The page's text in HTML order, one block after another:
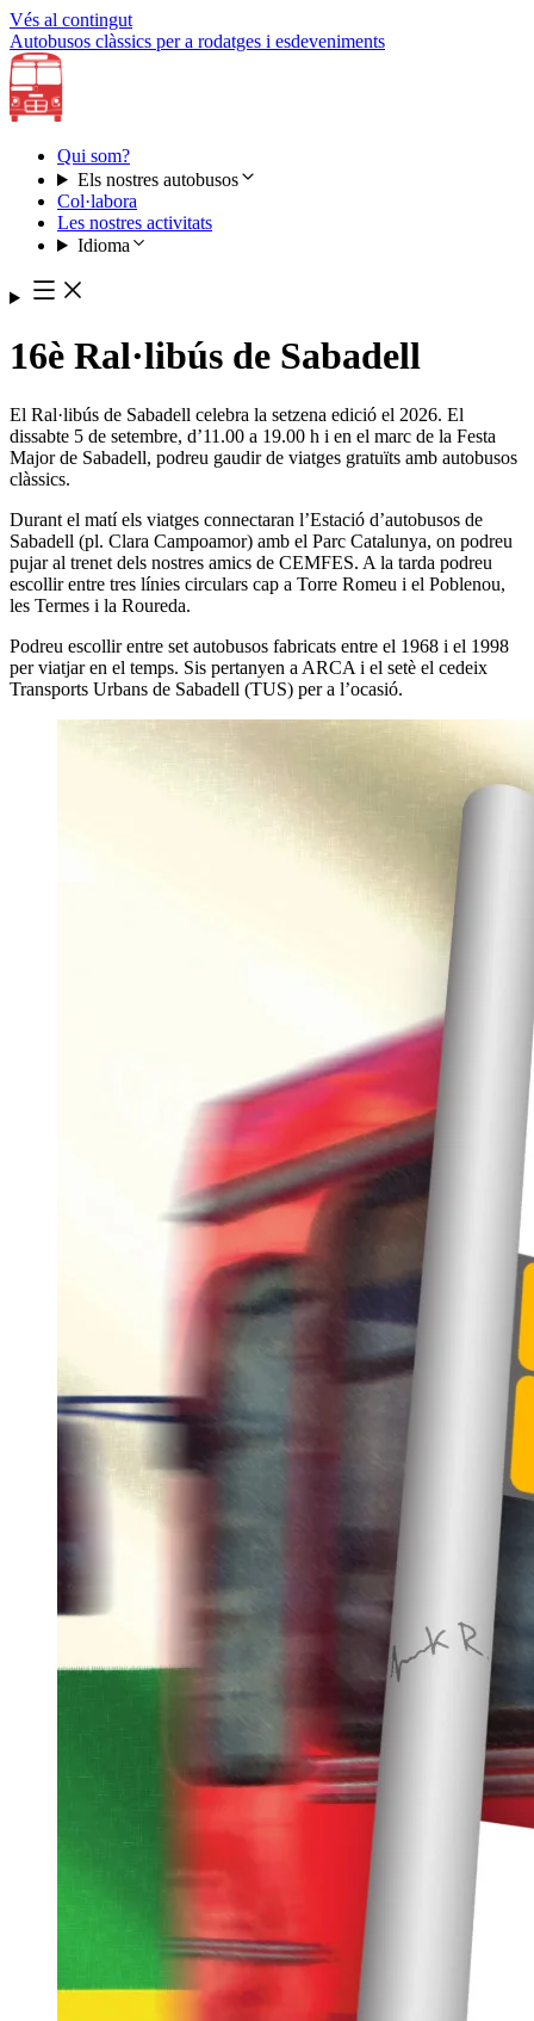
Vés al contingut
Autobusos clàssics per a rodatges i esdeveniments
Qui som?
Els nostres autobusos
Col·labora
Les nostres activitats
Idioma
16è Ral·libús de Sabadell
El Ral·libús de Sabadell celebra la setzena edició el 2026. El
dissabte 5 de setembre, d’11.00 a 19.00 h i en el marc de la Festa
Major de Sabadell, podreu gaudir de viatges gratuïts amb autobusos
clàssics.
Durant el matí els viatges connectaran l’Estació d’autobusos de
Sabadell (pl. Clara Campoamor) amb el Parc Catalunya, on podreu
pujar al trenet dels nostres amics de CEMFES. A la tarda podreu
escollir entre tres línies circulars cap a Torre Romeu i el Poblenou,
les Termes i la Roureda.
Podreu escollir entre set autobusos fabricats entre el 1968 i el 1998
per viatjar en el temps. Sis pertanyen a ARCA i el setè el cedeix
Transports Urbans de Sabadell (TUS) per a l’ocasió.